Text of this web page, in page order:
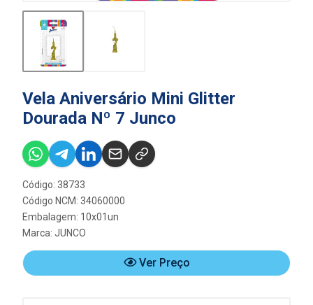
Vela Aniversário Mini Glitter
Dourada Nº 7 Junco
Código: 38733
Código NCM: 34060000
Embalagem: 10x01un
Marca: JUNCO
Ver Preço